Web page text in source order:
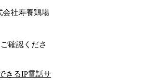
会社寿養鶏場
確認くださ
きるIP電話サ